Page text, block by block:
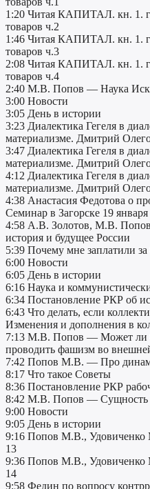
1:20 Читая КАПИТАЛ. кн. 1.
товаров ч.2
1:46 Читая КАПИТАЛ. кн. 1.
товаров ч.3
2:08 Читая КАПИТАЛ. кн. 1.
товаров ч.4
2:40 М.В. Попов — Наука
3:00 Новости
3:05 День в истории
3:23 Диалектика Гегеля в
материализме. Дмитрий
3:47 Диалектика Гегеля в
материализме. Дмитрий
4:12 Диалектика Гегеля в
материализме. Дмитрий
4:38 Анастасия Федотова о
Семинар в Загорске 19
4:58 А.В. Золотов, М.В.
история и будущее России
5:39 Почему мне заплатили
6:00 Новости
6:05 День в истории
6:16 Наука и
6:34 Постановление РКР об
6:43 Что делать, если
Изменения и дополнения в
7:13 М.В. Попов — Может ли
проводить фашизм во
7:42 Попов М.В. — Про
8:17 Что такое Советы
8:36 Постановление РКР
8:42 М.В. Попов — Сущность
9:00 Новости
9:05 День в истории
9:16 Попов М.В.,
13
9:36 Попов М.В.,
14
9:58 Федин по вопросу